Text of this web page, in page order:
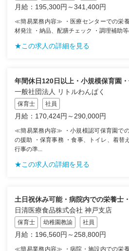
月給：195,300円～341,400円
≪簡易業務内容≫ ・医療センターでの栄
材発注 ・納品、配膳チェック ・調理補助
★この求人の詳細を見る
年間休日120日以上・小規模保育園
一般社団法人 リトルわんぱく
保育士 社員
月給：170,424円～290,000円
≪簡易業務内容≫ ・小規模認可保育園で
の援助 ・保育事務 ・食事、トイレ、着替
行事の準...
★この求人の詳細を見る
土日祝休み可能・病院内での栄養士
日清医療食品株式会社 神戸支店
保育士 幼稚園教諭 社員
月給：196,560円～258,800円
≪簡易業務内容≫ ・病院・施設内での栄